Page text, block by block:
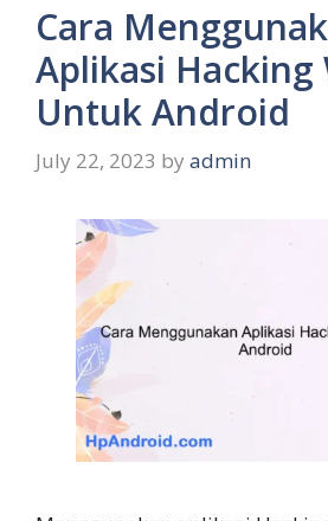
Cara
Aplikasi Hacking
Untuk Android
July 22, 2023 by admin